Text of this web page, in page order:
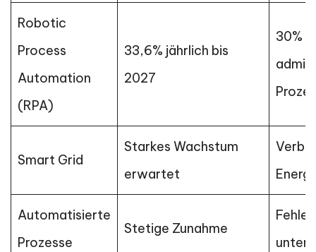
Robotic
Process
Automation
(RPA)
33,6% jährlich bis
2027
30%
Smart Grid
Starkes Wachstum
erwartet
Automatisierte
Prozesse
Stetige Zunahme
unter